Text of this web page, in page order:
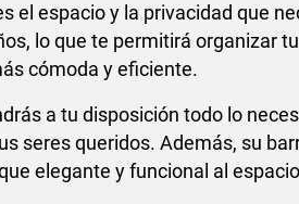
el espacio y la privacidad que
lo que te permitirá organizar
cómoda y eficiente.
a tu disposición todo lo
seres queridos. Además, su
elegante y funcional al